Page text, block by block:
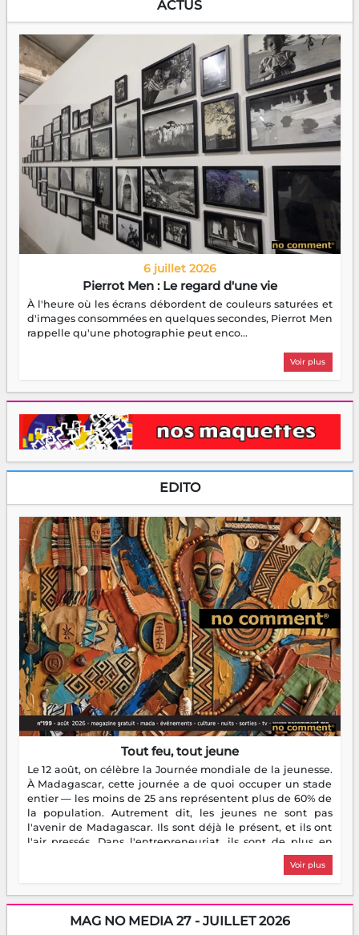
ACTUS
6 juillet 2026
Pierrot Men : Le regard d'une vie
À l'heure où les écrans débordent de couleurs saturées et
d'images consommées en quelques secondes, Pierrot Men
rappelle qu'une photographie peut enco...
Voir plus
EDITO
Tout feu, tout jeune
Le 12 août, on célèbre la Journée mondiale de la jeunesse.
À Madagascar, cette journée a de quoi occuper un stade
entier — les moins de 25 ans représentent plus de 60% de
la population. Autrement dit, les jeunes ne sont pas
l'avenir de Madagascar. Ils sont déjà le présent, et ils ont
l'air pressés. Dans l'entrepreneuriat, ils sont de plus en
plus nombreux à se lancer, à créer, à risquer — souvent
sans filet, souvent sans aide, mais toujours avec cette
dorment vraiment la nuit. En culture, les nouvelles sont
encore meilleures. Aina Rasamoelina vient de décrocher le
Prix RFI Instrumental Afrique. Miangaly Elia rafle le Prix
Voir plus
MAG NO MEDIA 27 - JUILLET 2026